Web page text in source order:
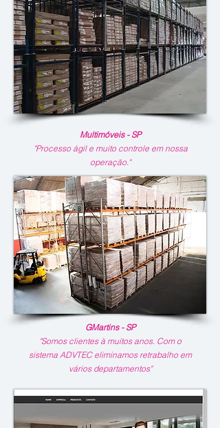
Multimóveis - SP
"Processo ágil e muito controle em nossa
operação."
GMartins - SP
"Somos clientes à muitos anos. Com o
sistema ADVTEC eliminamos retrabalho em
vários departamentos"